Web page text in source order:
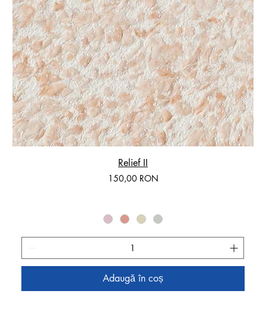
Relief II
Preț
150,00 RON
Adaugă în coș